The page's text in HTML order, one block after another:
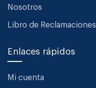
Nosotros
Libro de Reclamaciones
Enlaces rápidos
Mi cuenta